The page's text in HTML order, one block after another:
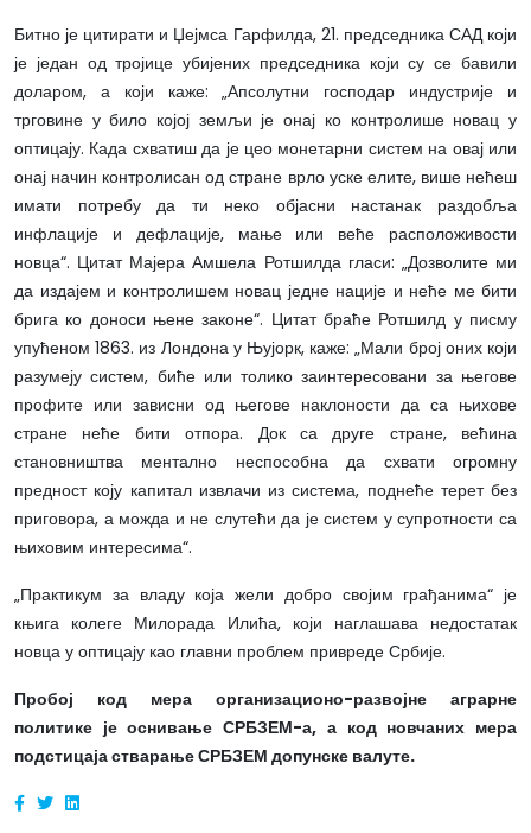
Битно је цитирати и Џејмса Гарфилда, 21. председника САД који
је један од тројице убијених председника који су се бавили
доларом, а који каже: „Апсолутни господар индустрије и
трговине у било којој земљи је онај ко контролише новац у
оптицају. Када схватиш да је цео монетарни систем на овај или
онај начин контролисан од стране врло уске елите, више нећеш
имати потребу да ти неко објасни настанак раздобља
инфлације и дефлације, мање или веће расположивости
новца“. Цитат Мајера Амшела Ротшилда гласи: „Дозволите ми
да издајем и контролишем новац једне нације и неће ме бити
брига ко доноси њене законе“. Цитат браће Ротшилд у писму
упућеном 1863. из Лондона у Њујорк, каже: „Мали број оних који
разумеју систем, биће или толико заинтересовани за његове
профите или зависни од његове наклоности да са њихове
стране неће бити отпора. Док са друге стране, већина
становништва ментално неспособна да схвати огромну
предност коју капитал извлачи из система, поднеће терет без
приговора, а можда и не слутећи да је систем у супротности са
њиховим интересима“.
„Практикум за владу која жели добро својим грађанима“ је
књига колеге Милорада Илића, који наглашава недостатак
новца у оптицају као главни проблем привреде Србије.
Пробој код мера организационо-развојне аграрне
политике је оснивање СРБЗЕМ-а, а код новчаних мера
подстицаја стварање СРБЗЕМ допунске валуте.